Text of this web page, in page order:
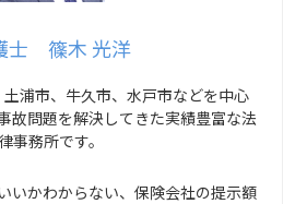
士 篠木 光洋
浦市、牛久市、水戸市などを中心
故問題を解決してきた実績豊富な法
律事務所です。
いかわからない、保険会社の提示額